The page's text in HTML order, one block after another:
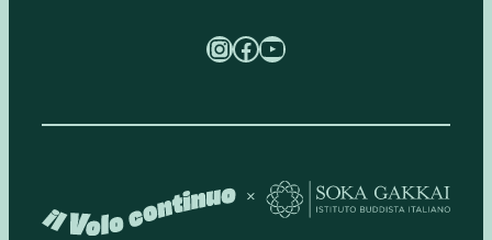
InstagramFacebook YouTube